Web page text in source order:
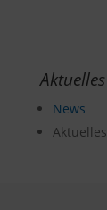
Aktuelles
News
Aktuelles